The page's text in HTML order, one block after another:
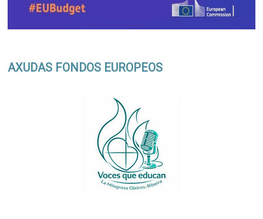
AXUDAS FONDOS EUROPEOS